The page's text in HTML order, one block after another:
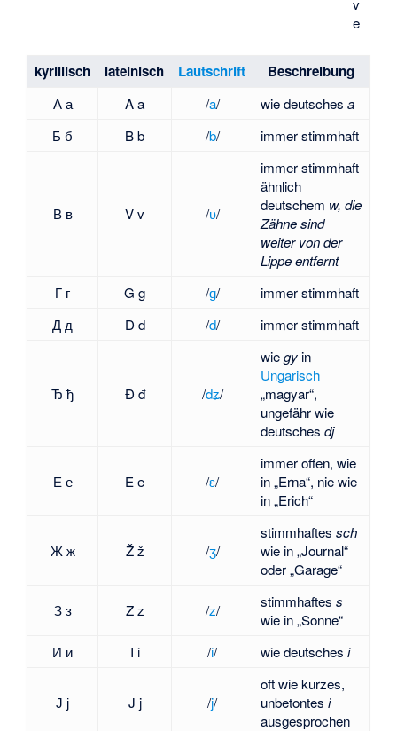
v
e
kyrillisch lateinisch Lautschrift Beschreibung
А а A a ​/⁠a⁠/​ wie deutsches a
Б б
B b ​/⁠b⁠/​ immer stimmhaft
В в V v ​/⁠ʋ⁠/​
immer stimmhaft
ähnlich
deutschem w, die
Zähne sind
weiter von der
Lippe entfernt
Г г
G g ​/⁠ɡ⁠/​
immer stimmhaft
Д д
D d ​/⁠d⁠/​ immer stimmhaft
Ђ ђ Đ đ /dʑ/
wiegyin
Ungarisch
„magyar“,
ungefähr wie
deutsches dj
Е е E e ​/⁠ɛ⁠/​
immer offen, wie
in „Erna“, nie wie
in „Erich“
Ж ж Ž ž ​/⁠ʒ⁠/​
stimmhaftes sch
wie in „Journal“
oder „Garage“
З з Z z ​/⁠z⁠/​ stimmhaftes s
wie in „Sonne“
И и
I i ​/⁠i⁠/​ wie deutsches i
Ј ј J j ​/⁠j⁠/​
oft wie kurzes,
unbetontes i
ausgesprochen